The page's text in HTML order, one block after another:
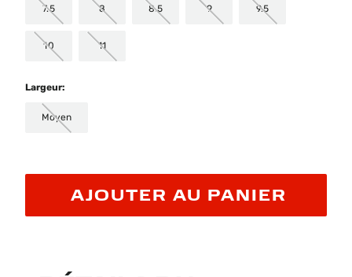
7.5 8 8.5 9 9.5
10 11
Largeur:
Moyen
AJOUTER AU PANIER